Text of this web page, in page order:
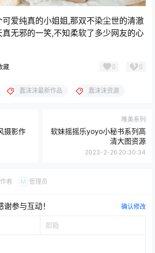
爱纯真的小姐姐,那双不染尘世的清澈
无邪的一笑,不知柔软了多少网友的心
藏 0 0
蠢沫沫最新作品 蠢沫沫资源
摄影作
唯美系列
软妹摇摇乐yoyo小秘书系列高
清大图资源
2023-2-26 20:30:34
者 M 管理员
参与互动！ 确认修改